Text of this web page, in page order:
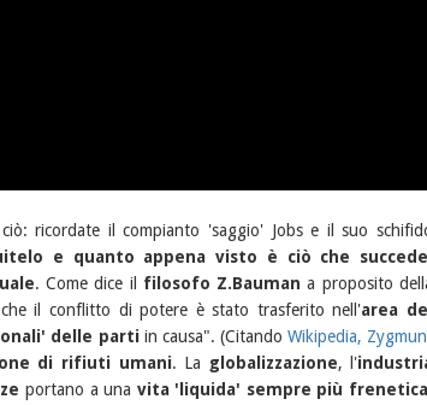
ricordate il compianto 'saggio' Jobs e il suo
e quanto appena visto è ciò che succede
. Come dice il filosofo Z.Bauman a proposito
il conflitto di potere è stato trasferito nell'area del
delle partiin causa". (Citando Wikipedia,
di rifiuti umani. La globalizzazione, l'
portano a una vita 'liquida' sempre più frenetica